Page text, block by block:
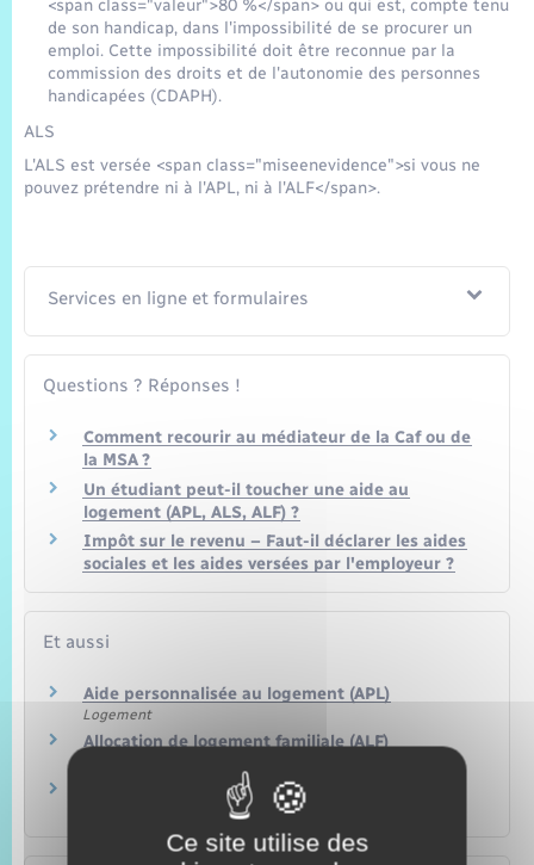
<span class="valeur">80 %</span> ou qui est, compte tenu
de son handicap, dans l'impossibilité de se procurer un
emploi. Cette impossibilité doit être reconnue par la
commission des droits et de l'autonomie des personnes
handicapées (CDAPH).
ALS
L'ALS est versée <span class="miseenevidence">si vous ne
pouvez prétendre ni à l'APL, ni à l'ALF</span>.
Services en ligne et formulaires
Questions ? Réponses !
Comment recourir au médiateur de la Caf ou de
la MSA ?
Un étudiant peut-il toucher une aide au
logement (APL, ALS, ALF) ?
Impôt sur le revenu – Faut-il déclarer les aides
sociales et les aides versées par l'employeur ?
Et aussi
Aide personnalisée au logement (APL)
Logement
Allocation de logement familiale (ALF)
Allocation de logement sociale (ALS)
Ce site utilise des